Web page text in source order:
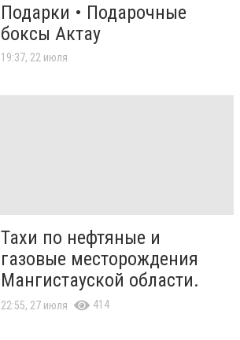
Подарки • Подарочные
боксы Актау
19:37, 22 июля
Тахи по нефтяные и
газовые месторождения
Мангистауской области.
22:55, 27 июля 414